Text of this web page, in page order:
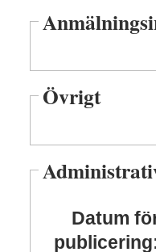
Övrigt
Datum